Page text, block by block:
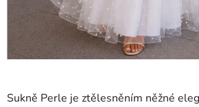
Sukně Perle je ztělesněním něžné